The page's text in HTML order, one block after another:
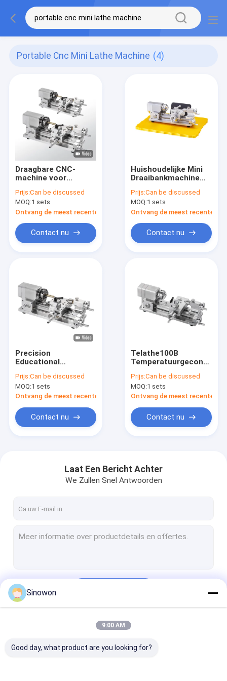
Portable Cnc Mini Lathe Machine (4)
Draagbare CNC-
machine voor
met hoge precisie
Prijs:Can be discussed
MOQ:1 sets
Ontvang de meest recente Prijs
Contact nu
Huishoudelijke Mini
Draaibankmachine
En
Temperatuurregeling
Prijs:Can be discussed
MOQ:1 sets
Ontvang de meest recente
Contact nu
Precision
Educational
Mini Draaibank
Prijs:Can be discussed
MOQ:1 sets
Ontvang de meest recente Prijs
Contact nu
Telathe100B
CNC-draaibank met
muzikale wekker
Prijs:Can be discussed
MOQ:1 sets
Ontvang de meest recente
Contact nu
Laat Een Bericht Achter
We Zullen Snel Antwoorden
Sinowon
9:00 AM
Good day, what product are you looking for?